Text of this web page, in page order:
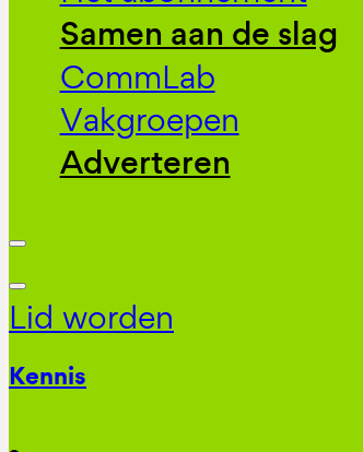
Samen aan de slag
CommLab
Vakgroepen
Adverteren
Lid worden
Kennis